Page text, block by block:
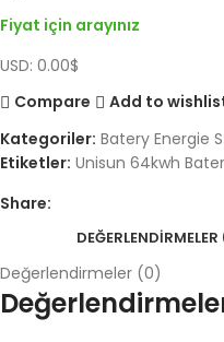
Fiyat için arayınız
USD: 0.00$
Compare
Add to
Kategoriler: Batery Energie
Etiketler: Unisun 64kwh
Share:
Değerlendirmeler (0)